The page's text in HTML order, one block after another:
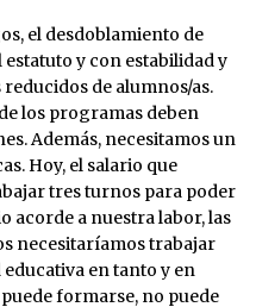
el desdoblamiento de
y con estabilidad y
de alumnos/as.
los programas deben
Además, necesitamos un
Hoy, el salario que
tres turnos para poder
acorde a nuestra labor, las
necesitaríamos trabajar
en tanto y en
formarse, no puede